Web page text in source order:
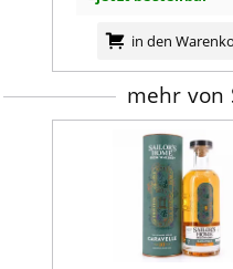
in den
mehr von